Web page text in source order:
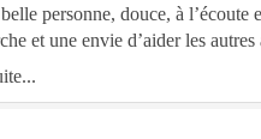
personne, douce, à l’écoute et profondément
et une envie d’aider les